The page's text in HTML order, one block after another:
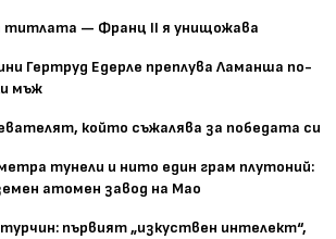
титлата — Франц II я унищожава
Гертруд Едерле преплува Ламанша по-
мъж
който съжалява за победата си
тунели и нито един грам плутоний:
атомен завод на Мао
първият „изкуствен интелект“,